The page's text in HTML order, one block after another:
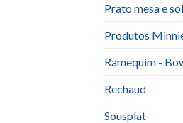
Prato mesa e
Produtos
Ramequim -
Rechaud
Sousplat